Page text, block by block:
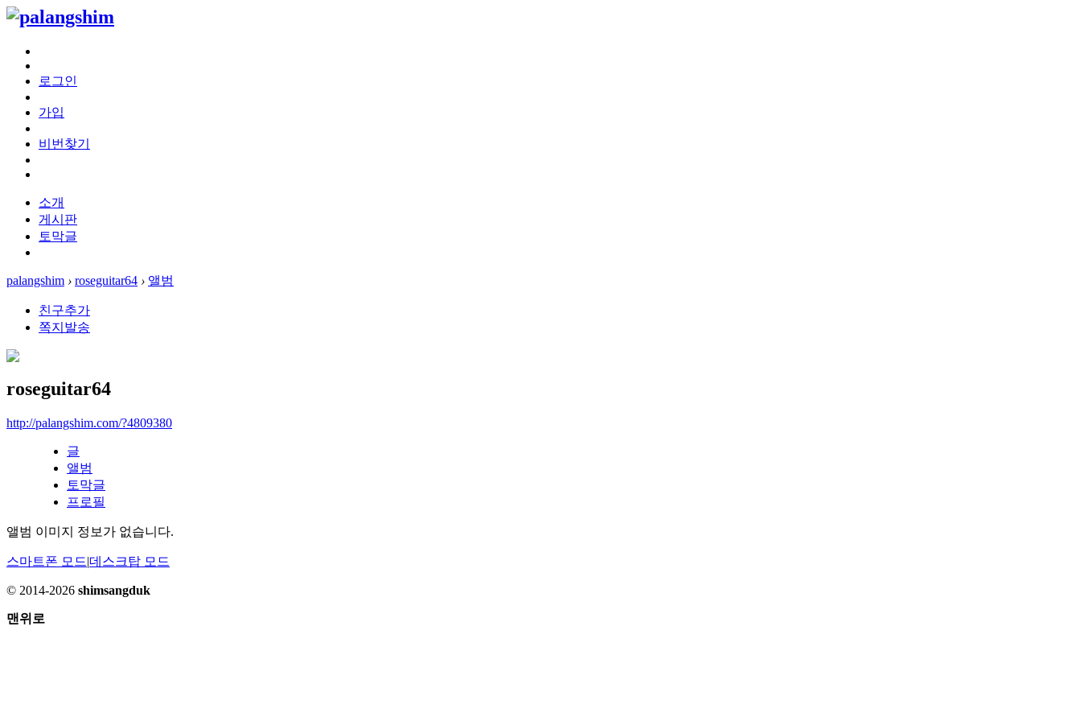
로그인
가입
비번찾기
소개
게시판
토막글
palangshim › roseguitar64 › 앨범
친구추가
쪽지발송
roseguitar64
http://palangshim.com/?4809380
글
앨범
토막글
프로필
앨범 이미지 정보가 없습니다.
스마트폰 모드|데스크탑 모드
© 2014-2026 shimsangduk
맨위로